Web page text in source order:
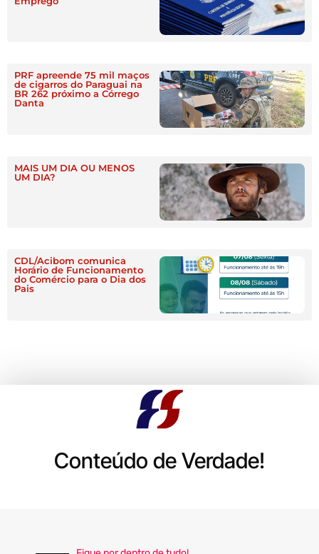
PRF apreende 75 mil maços
de cigarros do Paraguai na
BR 262 próximo a Córrego
Danta
MAIS UM DIA OU MENOS
UM DIA?
CDL/Acibom comunica
Horário de Funcionamento
do Comércio para o Dia dos
Pais
Conteúdo de Verdade!